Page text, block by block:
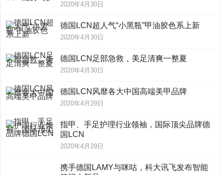
2020年4月30日
德国LCN超人气“小黑瓶”甲油胶色系上新
2020年4月30日
德国LCN足部急救，美足清爽一整夏
2020年4月30日
德国LCN风靡各大中国高端美甲品牌
2020年4月29日
指甲、手足护理行业领袖，国际顶尖品牌德
国LCN
2020年4月29日
携手德国LAMY与咪咕，科大讯飞发布智能